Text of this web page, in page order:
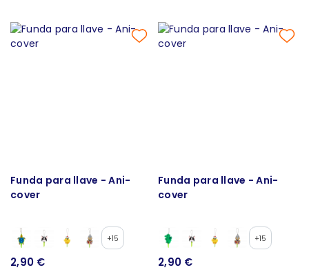
Funda para llave - Ani-
cover
+15
2,90 €
Funda para llave - Ani-
cover
+15
2,90 €